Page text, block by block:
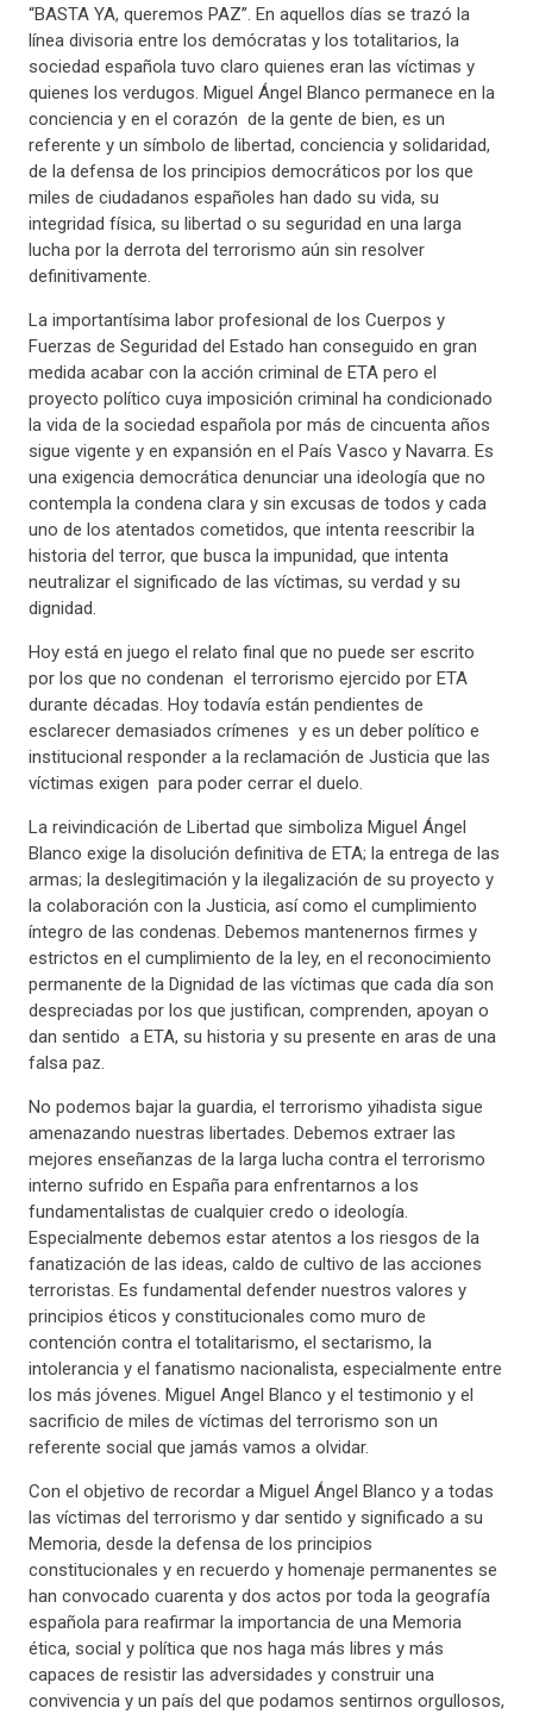
“BASTA YA, queremos PAZ”. En aquellos días se trazó la
línea divisoria entre los demócratas y los totalitarios, la
sociedad española tuvo claro quienes eran las víctimas y
quienes los verdugos. Miguel Ángel Blanco permanece en la
conciencia y en el corazón de la gente de bien, es un
referente y un símbolo de libertad, conciencia y solidaridad,
de la defensa de los principios democráticos por los que
miles de ciudadanos españoles han dado su vida, su
integridad física, su libertad o su seguridad en una larga
lucha por la derrota del terrorismo aún sin resolver
definitivamente.
La importantísima labor profesional de los Cuerpos y
Fuerzas de Seguridad del Estado han conseguido en gran
medida acabar con la acción criminal de ETA pero el
proyecto político cuya imposición criminal ha condicionado
la vida de la sociedad española por más de cincuenta años
sigue vigente y en expansión en el País Vasco y Navarra. Es
una exigencia democrática denunciar una ideología que no
contempla la condena clara y sin excusas de todos y cada
uno de los atentados cometidos, que intenta reescribir la
historia del terror, que busca la impunidad, que intenta
neutralizar el significado de las víctimas, su verdad y su
dignidad.
Hoy está en juego el relato final que no puede ser escrito
por los que no condenan el terrorismo ejercido por ETA
durante décadas. Hoy todavía están pendientes de
esclarecer demasiados crímenes y es un deber político e
institucional responder a la reclamación de Justicia que las
víctimas exigen para poder cerrar el duelo.
La reivindicación de Libertad que simboliza Miguel Ángel
Blanco exige la disolución definitiva de ETA; la entrega de las
armas; la deslegitimación y la ilegalización de su proyecto y
la colaboración con la Justicia, así como el cumplimiento
íntegro de las condenas. Debemos mantenernos firmes y
estrictos en el cumplimiento de la ley, en el reconocimiento
permanente de la Dignidad de las víctimas que cada día son
despreciadas por los que justifican, comprenden, apoyan o
dan sentido a ETA, su historia y su presente en aras de una
falsa paz.
No podemos bajar la guardia, el terrorismo yihadista sigue
amenazando nuestras libertades. Debemos extraer las
mejores enseñanzas de la larga lucha contra el terrorismo
interno sufrido en España para enfrentarnos a los
fundamentalistas de cualquier credo o ideología.
Especialmente debemos estar atentos a los riesgos de la
fanatización de las ideas, caldo de cultivo de las acciones
terroristas. Es fundamental defender nuestros valores y
principios éticos y constitucionales como muro de
contención contra el totalitarismo, el sectarismo, la
intolerancia y el fanatismo nacionalista, especialmente entre
los más jóvenes. Miguel Angel Blanco y el testimonio y el
sacrificio de miles de víctimas del terrorismo son un
referente social que jamás vamos a olvidar.
Con el objetivo de recordar a Miguel Ángel Blanco y a todas
las víctimas del terrorismo y dar sentido y significado a su
Memoria, desde la defensa de los principios
constitucionales y en recuerdo y homenaje permanentes se
han convocado cuarenta y dos actos por toda la geografía
española para reafirmar la importancia de una Memoria
ética, social y política que nos haga más libres y más
capaces de resistir las adversidades y construir una
convivencia y un país del que podamos sentirnos orgullosos,